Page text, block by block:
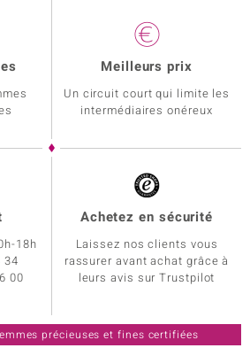
Meilleurs prix
Un circuit court qui limite les
intermédiaires onéreux
18h
34
00
Achetez en sécurité
Laissez nos clients vous
rassurer avant achat grâce à
leurs avis sur Trustpilot
précieuses et fines certifiées